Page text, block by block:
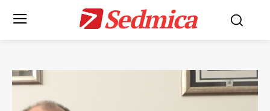
Sedmica